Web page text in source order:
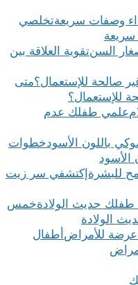
تخلصي
تقوية العلاقة بين
متى
للإستعمال؟
علمي طفلك عدم
خطوات
الأسود
إكتشفي سر زيت
خمس
الولادة
أطفال